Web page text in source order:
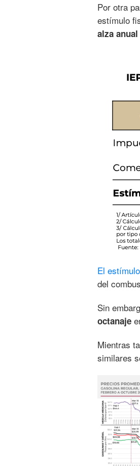
Por otra
estímulo
alza
El
del
Sin
octanaje
Mientras
similares